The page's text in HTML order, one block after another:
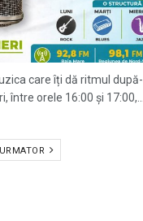
care îți dă ritmul
între orele 16:00 și 17:00,...
URMATOR